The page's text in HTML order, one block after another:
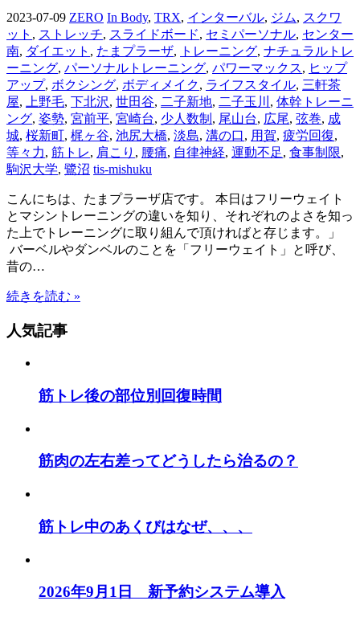
2023-07-09 ZERO In Body, TRX, インターバル, ジム, スクワ
ット , ストレッチ, スライドボード, セミパーソナル, センター
南, ダイエット , たまプラーザ, トレーニング, ナチュラルトレ
ーニング, パーソナルトレーニング, パワーマックス, ヒップ
アップ, ボクシング, ボディメイク, ライフスタイル, 三軒茶
屋, 上野毛, 下北沢, 世田谷, 二子新地, 二子玉川 , 体幹トレーニ
ング, 姿勢, 宮前平, 宮崎台, 少人数制 , 尾山台, 広尾, 弦巻, 成
城, 桜新町, 梶ヶ谷, 池尻大橋, 淡島, 溝の口, 用賀, 疲労回復,
等々力, 筋トレ, 肩こり , 腰痛, 自律神経, 運動不足, 食事制限,
駒沢大学, 鷺沼 tis-mishuku
こんにちは、たまプラーザ店です。 本日はフリーウェイト
とマシントレーニングの違いを知り、それぞれのよさを知っ
た上でトレーニングに取り組んで頂ければと存じます。」
バーベルやダンベルのことを「フリーウェイト」と呼び、
昔の…
続きを読む »
人気記事
筋トレ後の部位別回復時間
筋肉の左右差ってどうしたら治るの？
筋トレ中のあくびはなぜ、、、
2026年9月1日 新予約システム導入